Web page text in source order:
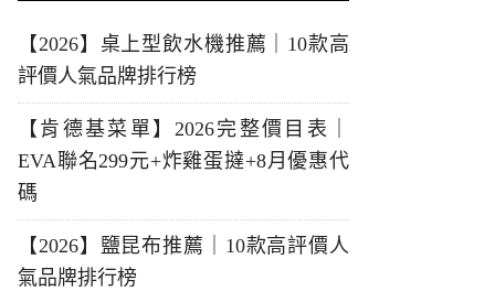
【2026】桌上型飲水機推薦｜10款高
評價人氣品牌排行榜
【肯德基菜單】2026完整價目表｜
EVA聯名299元+炸雞蛋撻+8月優惠代
碼
【2026】鹽昆布推薦｜10款高評價人
氣品牌排行榜